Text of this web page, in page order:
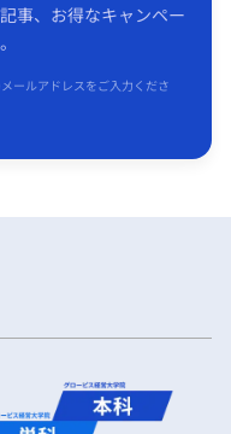
事、お得なキャンペー
ールアドレスをご入力くださ